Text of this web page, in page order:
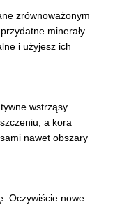
zrównoważonym
minerały
i użyjesz ich
wstrząsy
a kora
nawet obszary
Oczywiście nowe